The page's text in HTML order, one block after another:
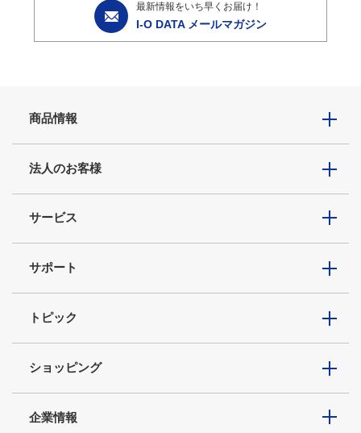
最新情報をいち早くお届け！
I-O DATA メールマガジン
商品情報
法人のお客様
サービス
サポート
トピック
ショッピング
企業情報